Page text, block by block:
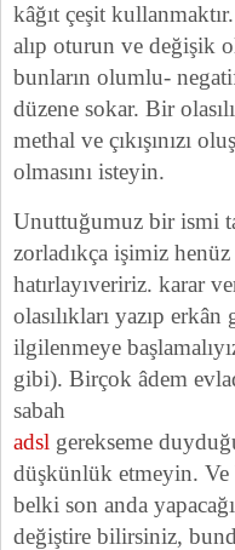
kâğıt çeşit
alıp oturun ve değişik
bunların olumlu-
düzene sokar. Bir
methal ve çıkışınızı
olmasını isteyin.
Unuttuğumuz bir ismi
zorladıkça işimiz
hatırlayıveririz. karar
olasılıkları yazıp
ilgilenmeye
gibi). Birçok âdem
sabah
adsl gerekseme
düşkünlük etmeyin. Ve
belki son anda
değiştire­ bilirsiniz,